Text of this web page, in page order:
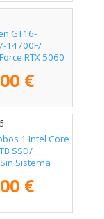
GT16-
14700F/
RTX 5060
€
1 Intel Core
SSD/
Sistema
€